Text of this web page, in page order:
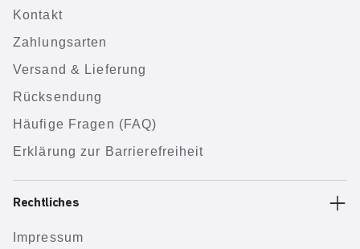
Kontakt
Zahlungsarten
Versand & Lieferung
Rücksendung
Häufige Fragen (FAQ)
Erklärung zur Barrierefreiheit
Rechtliches
Impressum